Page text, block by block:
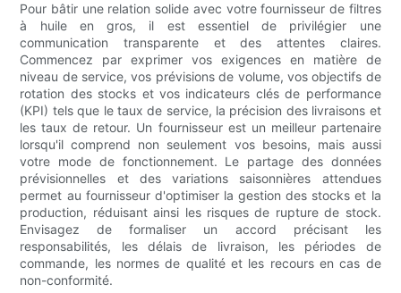
Pour bâtir une relation solide avec votre fournisseur de filtres
à huile en gros, il est essentiel de privilégier une
communication transparente et des attentes claires.
Commencez par exprimer vos exigences en matière de
niveau de service, vos prévisions de volume, vos objectifs de
rotation des stocks et vos indicateurs clés de performance
(KPI) tels que le taux de service, la précision des livraisons et
les taux de retour. Un fournisseur est un meilleur partenaire
lorsqu'il comprend non seulement vos besoins, mais aussi
votre mode de fonctionnement. Le partage des données
prévisionnelles et des variations saisonnières attendues
permet au fournisseur d'optimiser la gestion des stocks et la
production, réduisant ainsi les risques de rupture de stock.
Envisagez de formaliser un accord précisant les
responsabilités, les délais de livraison, les périodes de
commande, les normes de qualité et les recours en cas de
non-conformité.